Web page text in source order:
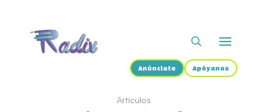
Anúnciate Apóyanos
Artículos